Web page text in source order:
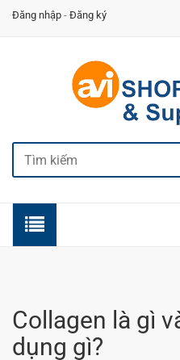
Đăng nhập - Đăng ký
Collagen là gì
dụng gì?